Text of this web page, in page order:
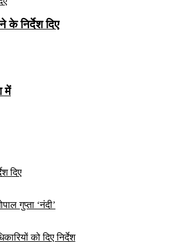
के निर्देश दिए
में
दिए
गुप्ता ‘नंदी’
को दिए निर्देश